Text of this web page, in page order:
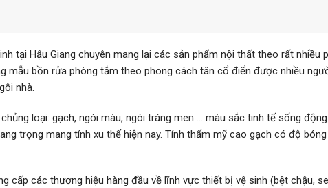
tại Hậu Giang chuyên mang lại các sản phẩm nội thất theo rất nhiều
mẫu bồn rửa phòng tắm theo phong cách tân cổ điển được nhiều
nhà.
loại: gạch, ngói màu, ngói tráng men … màu sắc tinh tế sống
trọng mang tính xu thế hiện nay. Tính thẩm mỹ cao gạch có độ
cấp các thương hiệu hàng đầu về lĩnh vực thiết bị vệ sinh (bệt chậu,